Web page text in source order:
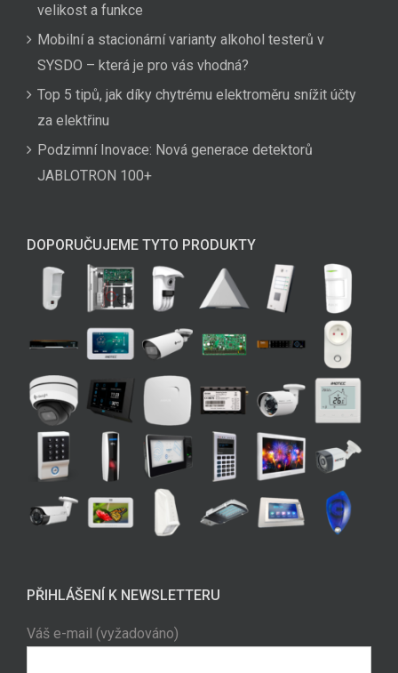
velikost a funkce
Mobilní a stacionární varianty alkohol testerů v
SYSDO – která je pro vás vhodná?
Top 5 tipů, jak díky chytrému elektroměru snížit účty
za elektřinu
Podzimní Inovace: Nová generace detektorů
JABLOTRON 100+
DOPORUČUJEME TYTO PRODUKTY
PŘIHLÁŠENÍ K NEWSLETTERU
Váš e-mail (vyžadováno)